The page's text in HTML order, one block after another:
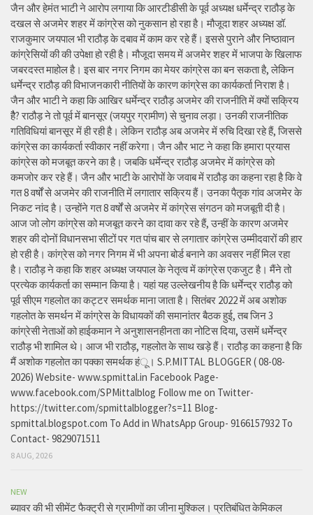
जैन और हेमंत भाटी ने आरोप लगाया कि आरटीडीसी के पूर्व अध्यक्ष धर्मेन्द्र राठौड़ के
दखल से अजमेर शहर में कांग्रेस को नुकसान हो रहा है। मौजूदा शहर अध्यक्ष डॉ.
राजकुमार जयपाल भी राठौड़ के दबाव में काम कर रहे हैं। इससे पुराने और निष्ठावान
कांग्रेसियों की की उपेक्षा हो रही है। मौजूदा समय में अजमेर शहर में भाजपा के खिलाफ
जबरदस्त माहोल है। इस बार नगर निगम का मेयर कांग्रेस का बन सकता है, लेकिन
धर्मेन्द्र राठौड़ की विभाजनकारी नीतियों के कारण कांग्रेस का कार्यकर्ता निराश है।
जैन और भाटी ने कहा कि आखिर धर्मेन्द्र राठौड़ अजमेर की राजनीति में क्यों सक्रिय
हैै? राठौड़ ने तो पूर्व में बानसूर (जयपुर ग्रामीण) से चुनाव लड़ा। उनकी राजनीतिक
गतिविधियां बानसूर में ही रही है। लेकिन राठौड़ अब अजमेर में रुचि दिखा रहे हैं, जिससे
कांग्रेस का कार्यकर्ता स्वीकार नहीं करेगा। जैन और भाट ने कहा कि हमारा प्रयास
कांग्रेस को मजबूत करने का है। जबकि धर्मेन्द्र राठौड़ अजमेर में कांग्रेस को
कमजोर कर रहे हैं। जैन और भाटी के आरोपों के जवाब में राठौड़ का कहना रहा है कि वे
गत 8 वर्षों से अजमेर की राजनीति में लगातार सक्रिय हैं। उनका पैतृक गांव अजमेर के
निकट नांद है। उन्होंने गत 8 वर्षों से अजमेर में कांग्रेस संगठन को मजबूती दी है।
आज जो लोग कांग्रेस को मजबूत करने का दावा कर रहे हैं, उन्हीं के कारण अजमेर
शहर की दोनों विधानसभा सीटों पर गत पांच बार से लगातार कांग्रेस उम्मीदवारों की हार
हो रही है। कांग्रेस को नगर निगम में भी अपना बोर्ड बनाने का अवसर नहीं मिल रहा
है। राठौड़ ने कहा कि शहर अध्यक्ष जयपाल के नेतृत्व में कांग्रेस एकजुट है। मैंने तो
प्रत्येक कार्यकर्ता का सम्मान किया है। यहां यह उल्लेखनीय है कि धर्मेन्द्र राठौड़ को
पूर्व सीएम गहलोत का कट्टर समर्थक माना जाता है। सितंबर 2022 में अब अशोक
गहलोत के समर्थन में कांग्रेस के विधायकों की समानांतर बैठक हुई, तब जिन 3
कांग्रेसी नेताओं को हाईकमान ने अनुशासनहीनता का नोटिस दिया, उसमें धर्मेन्द्र
राठौड़ भी शामिल थे। आज भी राठौड़, गहलोत के साथ खड़े हैं। राठौड़ का कहना है कि
मैं अशोक गहलोत का पक्का समर्थक हंू। S.P.MITTAL BLOGGER ( 08-08-
2026) Website- www.spmittal.in Facebook Page-
www.facebook.com/SPMittalblog Follow me on Twitter-
https://twitter.com/spmittalblogger?s=11 Blog-
spmittal.blogspot.com To Add in WhatsApp Group- 9166157932 To
Contact- 9829071511
8 AUG, 2026
NEW
ब्यावर की भी सीमेंट फैक्ट्री से ग्रामीणों का जीना मुश्किल। प्रतिबंधित केमिकल